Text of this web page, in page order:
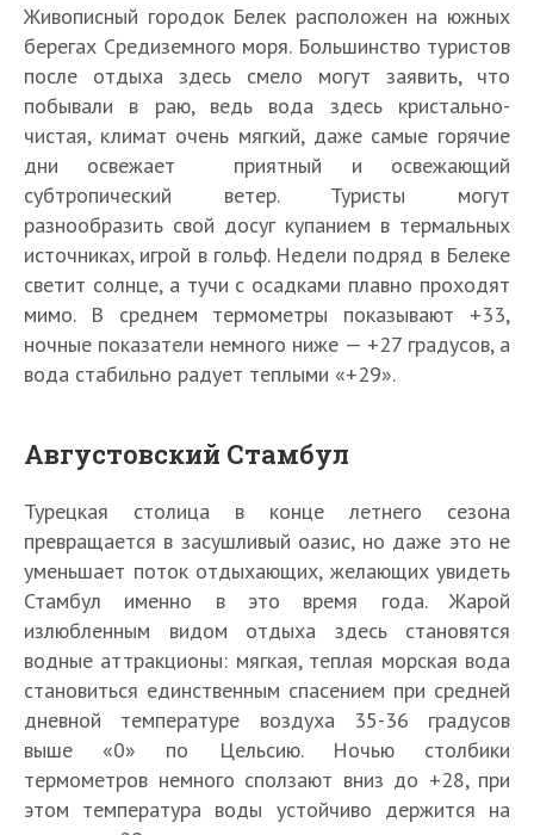
Живописный городок Белек расположен на южных
берегах Средиземного моря. Большинство туристов
после отдыха здесь смело могут заявить, что
побывали в раю, ведь вода здесь кристально-
чистая, климат очень мягкий, даже самые горячие
дни освежает приятный и освежающий
субтропический ветер. Туристы могут
разнообразить свой досуг купанием в термальных
источниках, игрой в гольф. Недели подряд в Белеке
светит солнце, а тучи с осадками плавно проходят
мимо. В среднем термометры показывают +33,
ночные показатели немного ниже — +27 градусов, а
вода стабильно радует теплыми «+29».
Августовский Стамбул
Турецкая столица в конце летнего сезона
превращается в засушливый оазис, но даже это не
уменьшает поток отдыхающих, желающих увидеть
Стамбул именно в это время года. Жарой
излюбленным видом отдыха здесь становятся
водные аттракционы: мягкая, теплая морская вода
становиться единственным спасением при средней
дневной температуре воздуха 35-36 градусов
выше «0» по Цельсию. Ночью столбики
термометров немного сползают вниз до +28, при
этом температура воды устойчиво держится на